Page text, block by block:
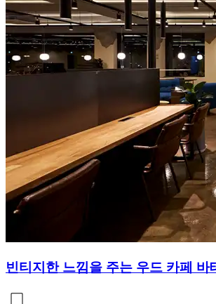
빈티지한 느낌을 주는 우드 카페 바